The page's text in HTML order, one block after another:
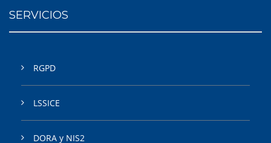
SERVICIOS
RGPD
LSSICE
DORA y NIS2